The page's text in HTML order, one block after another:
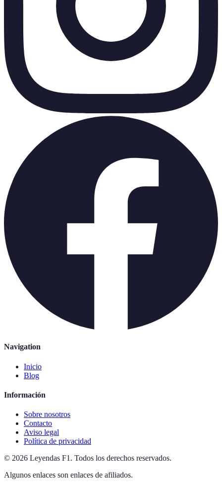
Navigation
Inicio
Blog
Información
Sobre nosotros
Contacto
Aviso legal
Política de privacidad
© 2026 Leyendas F1 . Todos los derechos reservados.
Algunos enlaces son enlaces de afiliados.